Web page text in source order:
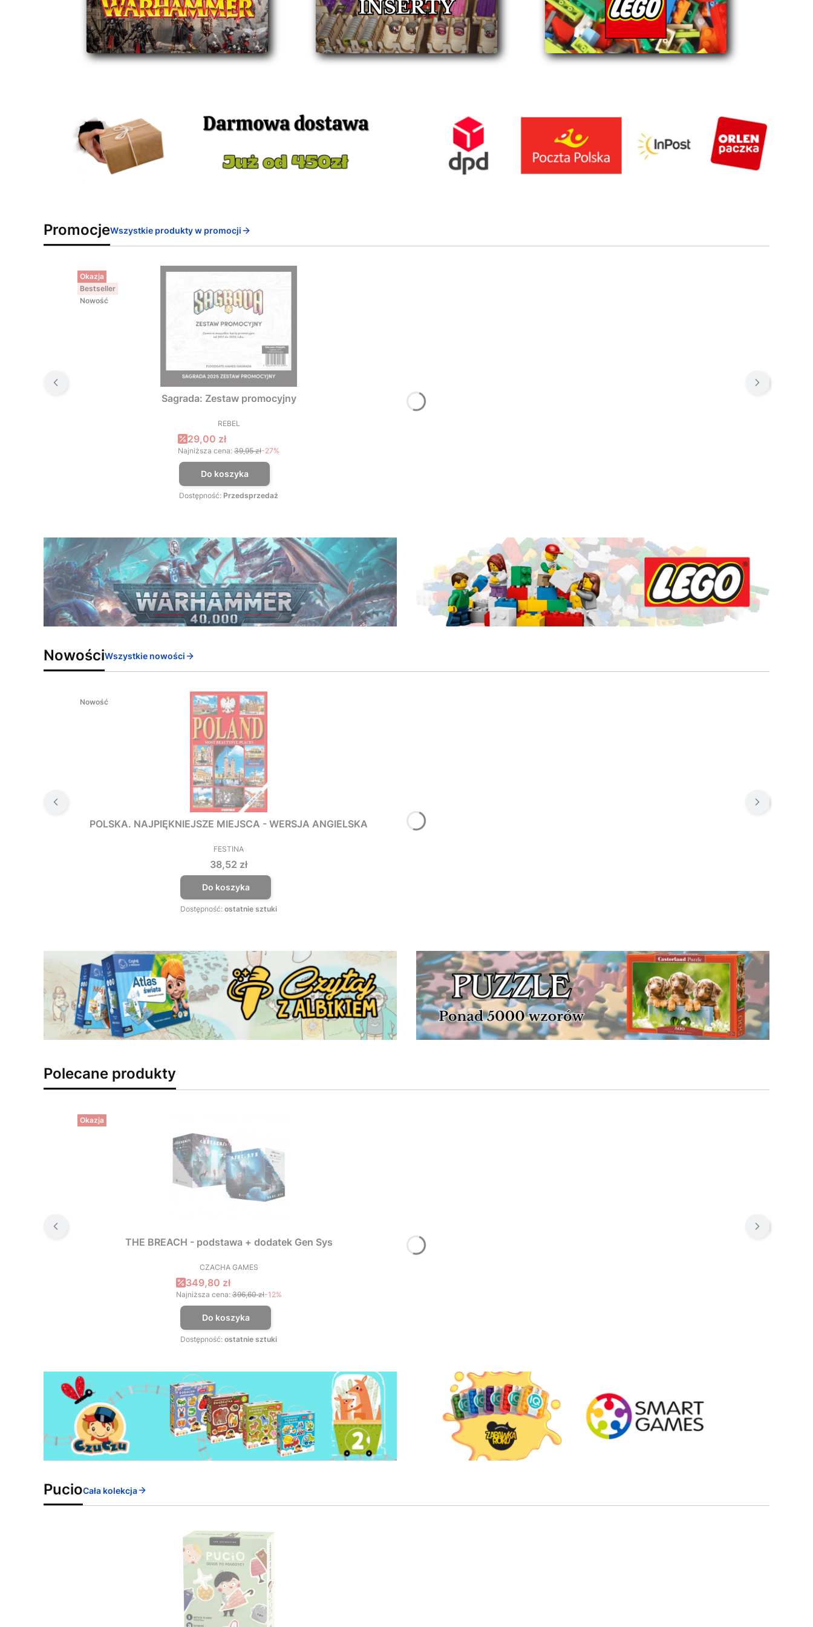
PromocjeWszystkie produkty w promocji
Okazja
Bestseller
Nowość
Sagrada: Zestaw promocyjny
PRODUCENT
REBEL
Cena promocyjna
29,00 zł
Najniższa cena: 39,95 zł-27%
Do koszyka
Dostępność: Przedsprzedaż
NowościWszystkie nowości
Nowość
POLSKA. NAJPIĘKNIEJSZE MIEJSCA - WERSJA ANGIELSKA
PRODUCENT
FESTINA
Cena
38,52 zł
Do koszyka
Dostępność: ostatnie sztuki
Polecane produkty
Okazja
THE BREACH - podstawa + dodatek Gen Sys
PRODUCENT
CZACHA GAMES
Cena promocyjna
349,80 zł
Najniższa cena: 396,60 zł-12%
Do koszyka
Dostępność: ostatnie sztuki
PucioCała kolekcja